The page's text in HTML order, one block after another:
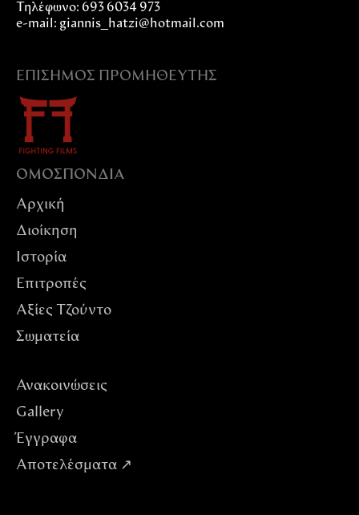
Τηλέφωνο: 693 6034 973
e-mail: giannis_hatzi@hotmail.com
ΕΠΊΣΗΜΟΣ ΠΡΟΜΗΘΕΥΤΉΣ
ΟΜΟΣΠΟΝΔIΑ
Αρχική
Διοίκηση
Ιστορία
Επιτροπές
Αξίες Tζούντο
Σωματεία
Ανακοινώσεις
Gallery
Έγγραφα
Αποτελέσματα ↗